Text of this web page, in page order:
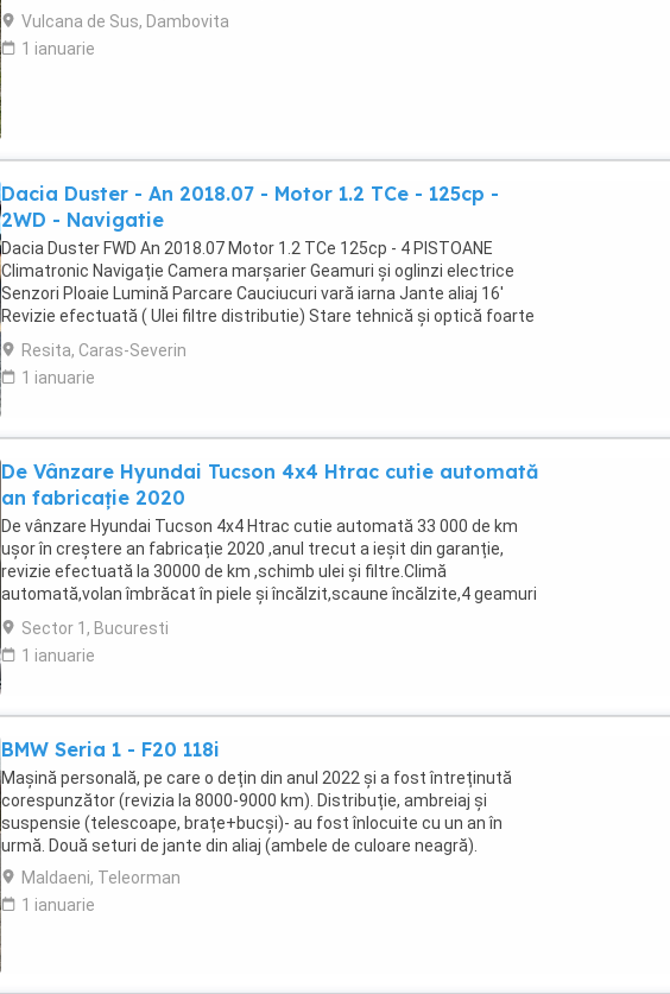
Vulcana de Sus, Dambovita
1 ianuarie
Dacia Duster - An 2018.07 - Motor 1.2 TCe - 125cp -
2WD - Navigatie
Dacia Duster FWD An 2018.07 Motor 1.2 TCe 125cp - 4 PISTOANE
Climatronic Navigație Camera marșarier Geamuri și oglinzi electrice
Senzori Ploaie Lumină Parcare Cauciucuri vară iarna Jante aliaj 16'
Revizie efectuată ( Ulei filtre distributie) Stare tehnică și optică foarte
buna
Resita, Caras-Severin
1 ianuarie
De Vânzare Hyundai Tucson 4x4 Htrac cutie automată
an fabricație 2020
De vânzare Hyundai Tucson 4x4 Htrac cutie automată 33 000 de km
ușor în creștere an fabricație 2020 ,anul trecut a ieșit din garanție,
revizie efectuată la 30000 de km ,schimb ulei și filtre.Climă
automată,volan îmbrăcat în piele și încălzit,scaune încălzite,4 geamuri
electrice, oglinzi electrice ,rabatabile ...
Sector 1, Bucuresti
1 ianuarie
BMW Seria 1 - F20 118i
Mașină personală, pe care o dețin din anul 2022 și a fost întreținută
corespunzător (revizia la 8000-9000 km). Distribuție, ambreiaj și
suspensie (telescoape, brațe+bucși)- au fost înlocuite cu un an în
urmă. Două seturi de jante din aliaj (ambele de culoare neagră).
Maldaeni, Teleorman
1 ianuarie